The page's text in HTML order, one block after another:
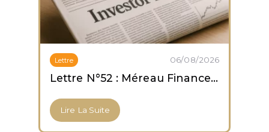
Lettre 06/08/2026
Lettre N°52 : Méreau Finance obtient son agrément PSCA
Lire La Suite